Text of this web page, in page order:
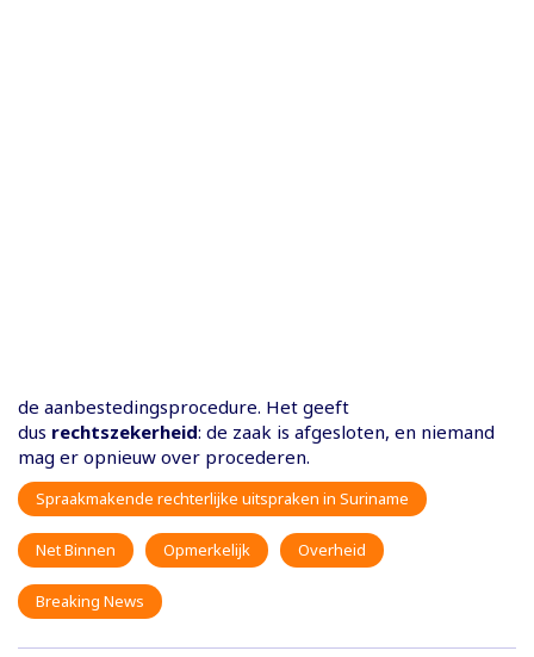
de aanbestedingsprocedure. Het geeft
dus rechtszekerheid: de zaak is afgesloten, en niemand
mag er opnieuw over procederen.
Spraakmakende rechterlijke uitspraken in Suriname
Net Binnen Opmerkelijk Overheid
Breaking News